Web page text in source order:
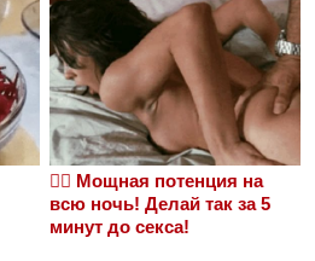
❤️‍🔥 Мощная потенция на
всю ночь! Делай так за 5
минут до секса!